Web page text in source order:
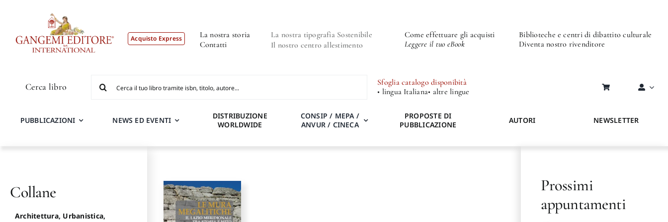
Acquisto Express
La nostra storia
Contatti
La nostra tipografia Sostenibile
Il nostro centro allestimento
Come effettuare gli acquisti
Leggere il tuo eBook
Biblioteche e centri di dibattito culturale
Diventa nostro rivenditore
Cerca libro
per:
Sfoglia catalogo disponibità
• lingua Italiana• altre lingue
PUBBLICAZIONI NEWS ED EVENTI
DISTRIBUZIONE
WORLDWIDE
CONSIP / MEPA /
ANVUR / CINECA
PROPOSTE DI
PUBBLICAZIONE
AUTORI NEWSLETTER
Collane
Architettura, Urbanistica,
Prossimi
appuntamenti